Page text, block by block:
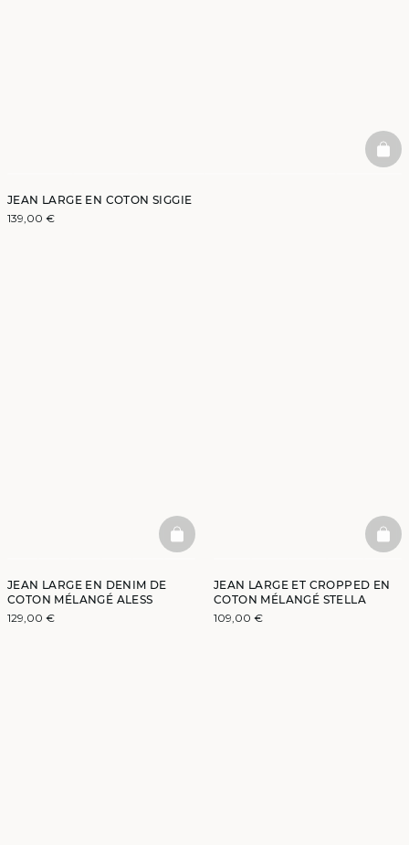
JEAN LARGE EN COTON SIGGIE
139,00 €
JEAN LARGE EN DENIM DE
COTON MÉLANGÉ ALESS
129,00 €
BASKETFULL
JEAN LARGE ET CROPPED EN
COTON MÉLANGÉ STELLA
109,00 €